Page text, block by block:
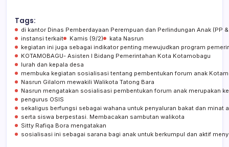
b
o
o
k
p
p
s
Tags:
di kantor Dinas Pemberdayaan Perempuan dan Perlindungan Anak (PP
instansi terkait
Kamis (9/2)
kata Nasrun
kegiatan ini juga sebagai indikator penting mewujudkan program
KOTAMOBAGU- Asisten I Bidang Pemerintahan Kota Kotamobagu
lurah dan kepala desa
membuka kegiatan sosialisasi tentang pembentukan forum anak
Nasrun Gilalom mewakili Walikota Tatong Bara
Nasrun mengatakan sosialisasi pembentukan forum anak merupakan
pengurus OSIS
sekaligus berfungsi sebagai wahana untuk penyaluran bakat dan minat
serta siswa berpestasi. Membacakan sambutan walikota
Sitty Rafiqa Bora mengatakan
sosialisasi ini sebagai sarana bagi anak untuk berkumpul dan aktif